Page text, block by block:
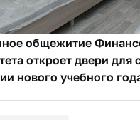
общежитие
откроет двери для
нового учебного